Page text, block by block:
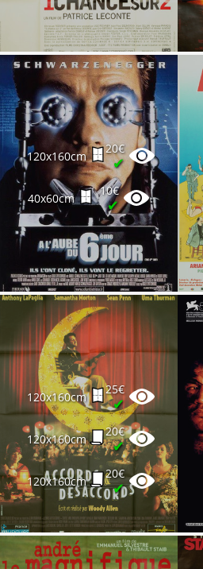
120x160cm
20€
✔
40x60cm
10€
✔
120x160cm
25€
✔
120x160cm
20€
✔
120x160cm
20€
✔